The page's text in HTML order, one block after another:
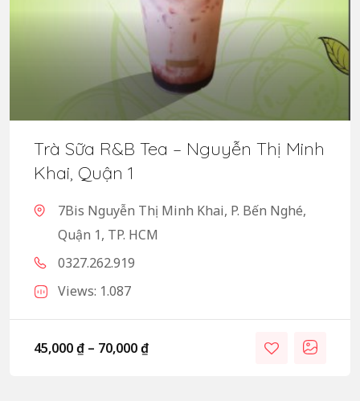
Trà Sữa R&B Tea – Nguyễn Thị Minh
Khai, Quận 1
7Bis Nguyễn Thị Minh Khai, P. Bến Nghé,
Quận 1, TP. HCM
0327.262.919
Views: 1.087
45,000₫ – 70,000₫